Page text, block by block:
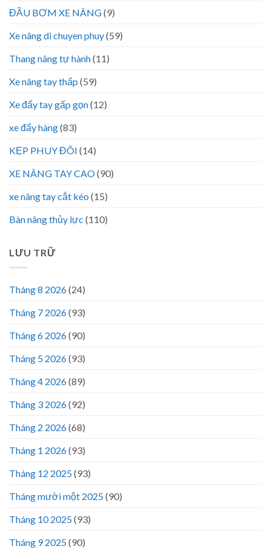
ĐẦU BƠM XE NÂNG(9)
Xe nâng di chuyen phuy(59)
Thang nâng tự hành(11)
Xe nâng tay thấp (59)
Xe đẩy tay gấp gọn(12)
xe đẩy hàng(83)
KẸP PHUY ĐÔI (14)
XE NÂNG TAY CAO(90)
xe nâng tay cắt kéo (15)
Bàn nâng thủy lực (110)
LƯU TRỮ
Tháng 8 2026(24)
Tháng 7 2026(93)
Tháng 6 2026(90)
Tháng 5 2026(93)
Tháng 4 2026(89)
Tháng 3 2026(92)
Tháng 2 2026(68)
Tháng 1 2026(93)
Tháng 12 2025(93)
Tháng mười một 2025(90)
Tháng 10 2025(93)
Tháng 9 2025(90)